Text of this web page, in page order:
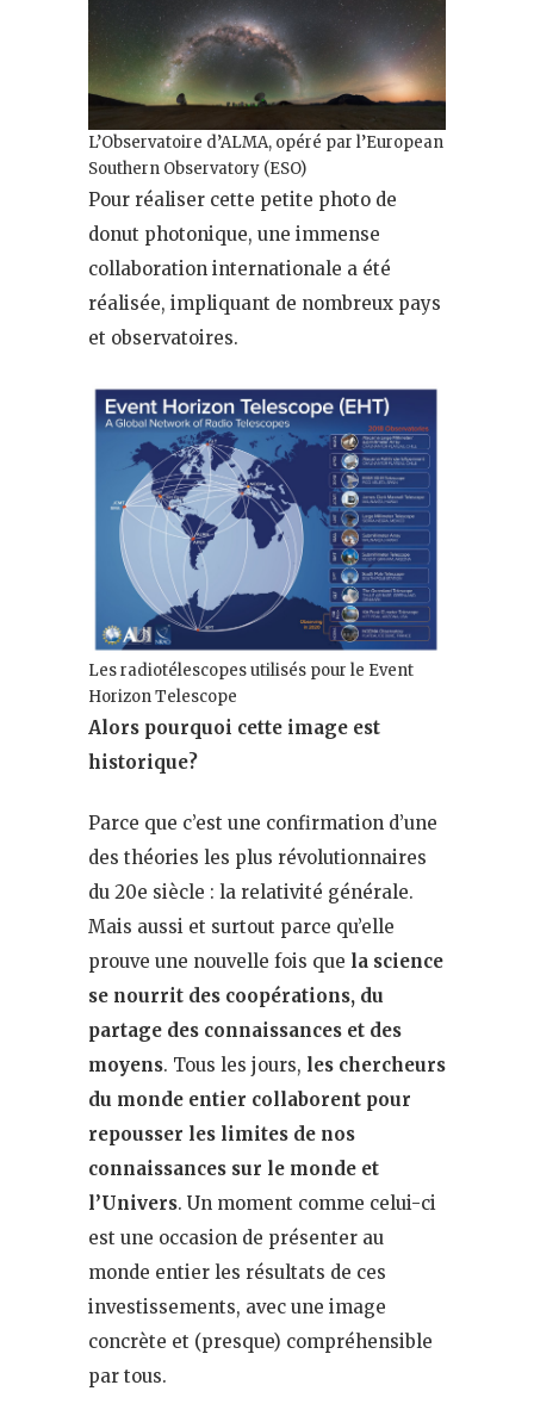
L’Observatoire d’ALMA, opéré par l’European
Southern Observatory (ESO)
Pour réaliser cette petite photo de
donut photonique, une immense
collaboration internationale a été
réalisée, impliquant de nombreux pays
et observatoires.
Les radiotélescopes utilisés pour le Event
Horizon Telescope
Alors pourquoi cette image est
historique?
Parce que c’est une confirmation d’une
des théories les plus révolutionnaires
du 20e siècle : la relativité générale.
Mais aussi et surtout parce qu’elle
prouve une nouvelle fois que la science
se nourrit des coopérations, du
partage des connaissances et des
moyens. Tous les jours, les chercheurs
du monde entier collaborent pour
repousser les limites de nos
connaissances sur le monde et
l’Univers. Un moment comme celui-ci
est une occasion de présenter au
monde entier les résultats de ces
investissements, avec une image
concrète et (presque) compréhensible
par tous.